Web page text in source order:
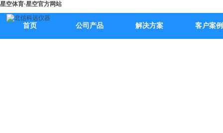
星空体育·星空官方网站
首页 公司产品 解决方案 客户案例